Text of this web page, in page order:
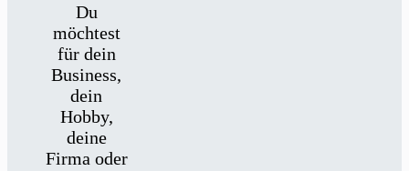
Du
möchtest
für dein
Business,
dein
Hobby,
deine
Firma oder